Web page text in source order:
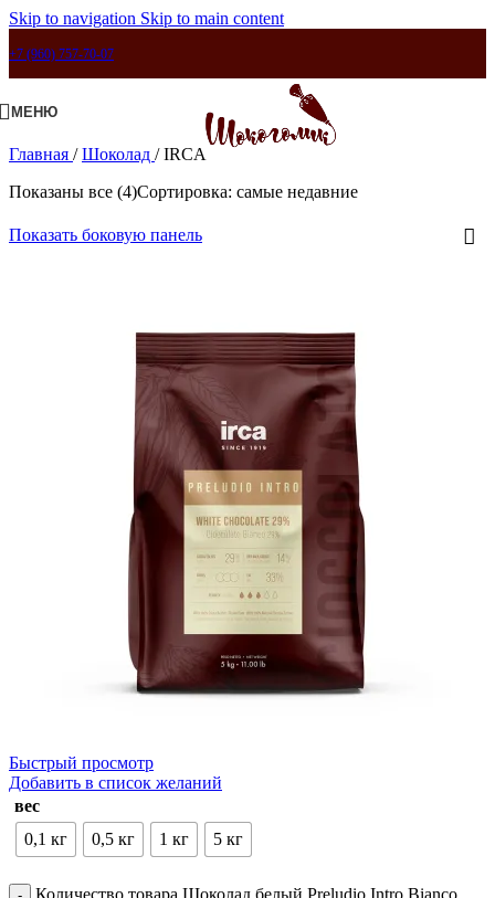
Skip to navigation Skip to main content
+7 (960) 757-70-07
МЕНЮ
Главная / Шоколад / IRCA
Показаны все (4)Сортировка: самые недавние
Показать боковую панель
Быстрый просмотр
Добавить в список желаний
вес
0,1 кг
0,5 кг 1 кг 5 кг
Количество товара Шоколад белый Preludio Intro Bianco